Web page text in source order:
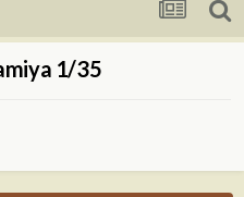
1/35